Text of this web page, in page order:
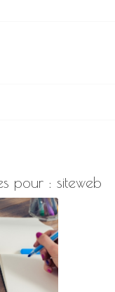
pour : siteweb